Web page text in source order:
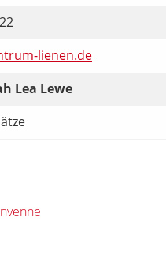
lienen.de
Lea Lewe